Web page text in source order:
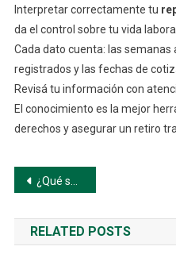
Interpretar correctamente tu
da el control sobre tu vida
Cada dato cuenta: las semanas
registrados y las fechas de
Revisá tu información con
El conocimiento es la mejor
derechos y asegurar un retiro
Navegación
de
entradas
¿Qué son las semanas cotizadas?
RELATED POSTS